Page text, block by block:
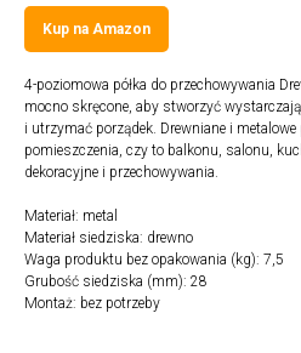
Kup na Amazon
4-poziomowa półka do przechowywania
mocno skręcone, aby stworzyć
i utrzymać porządek. Drewniane i metalowe
pomieszczenia, czy to balkonu, salonu,
dekoracyjne i przechowywania.
Materiał: metal
Materiał siedziska: drewno
Waga produktu bez opakowania (kg): 7,5
Grubość siedziska (mm): 28
Montaż: bez potrzeby